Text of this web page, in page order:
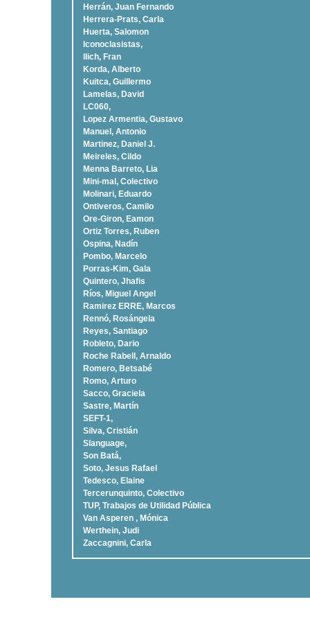
Herrán, Juan Fernando
Herrera-Prats, Carla
Huerta, Salomon
Iconoclasistas,
Ilich, Fran
Korda, Alberto
Kuitca, Guillermo
Lamelas, David
LC060,
Lopez Armentia, Gustavo
Manuel, Antonio
Martinez, Daniel J.
Meireles, Cildo
Menna Barreto, Lia
Mini-mal, Colectivo
Molinari, Eduardo
Ontiveros, Camilo
Ore-Giron, Eamon
Ortiz Torres, Ruben
Ospina, Nadí­n
Pombo, Marcelo
Porras-Kim, Gala
Quintero, Jhafis
Rí­os, Miguel Angel
Ramirez ERRE, Marcos
Rennó, Rosángela
Reyes, Santiago
Robleto, Dario
Roche Rabell, Arnaldo
Romero, Betsabé
Romo, Arturo
Sacco, Graciela
Sastre, Martí­n
SEFT-1,
Silva, Cristián
Slanguage,
Son Batá,
Soto, Jesus Rafael
Tedesco, Elaine
Tercerunquinto, Colectivo
TUP, Trabajos de Utilidad Pública
Van Asperen , Mónica
Werthein, Judi
Zaccagnini, Carla